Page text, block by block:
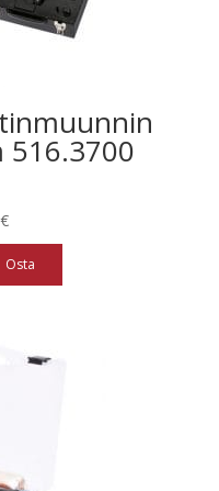
516.3700
€
Osta